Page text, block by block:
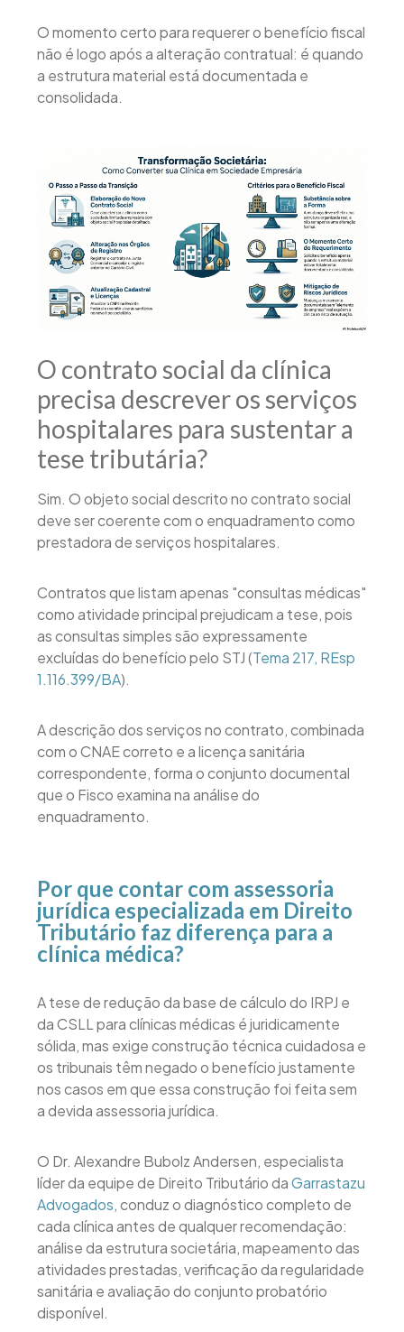
O momento certo para requerer o benefício fiscal
não é logo após a alteração contratual: é quando
a estrutura material está documentada e
consolidada.
O contrato social da clínica
precisa descrever os serviços
hospitalares para sustentar a
tese tributária?
Sim. O objeto social descrito no contrato social
deve ser coerente com o enquadramento como
prestadora de serviços hospitalares.
Contratos que listam apenas "consultas médicas"
como atividade principal prejudicam a tese, pois
as consultas simples são expressamente
excluídas do benefício pelo STJ (Tema 217, REsp
1.116.399/BA).
A descrição dos serviços no contrato, combinada
com o CNAE correto e a licença sanitária
correspondente, forma o conjunto documental
que o Fisco examina na análise do
enquadramento.
Por que contar com assessoria
jurídica especializada em Direito
Tributário faz diferença para a
clínica médica?
A tese de redução da base de cálculo do IRPJ e
da CSLL para clínicas médicas é juridicamente
sólida, mas exige construção técnica cuidadosa e
os tribunais têm negado o benefício justamente
nos casos em que essa construção foi feita sem
a devida assessoria jurídica.
O Dr. Alexandre Bubolz Andersen, especialista
líder da equipe de Direito Tributário daGarrastazu
Advogados, conduz o diagnóstico completo de
cada clínica antes de qualquer recomendação:
análise da estrutura societária, mapeamento das
atividades prestadas, verificação da regularidade
sanitária e avaliação do conjunto probatório
disponível.